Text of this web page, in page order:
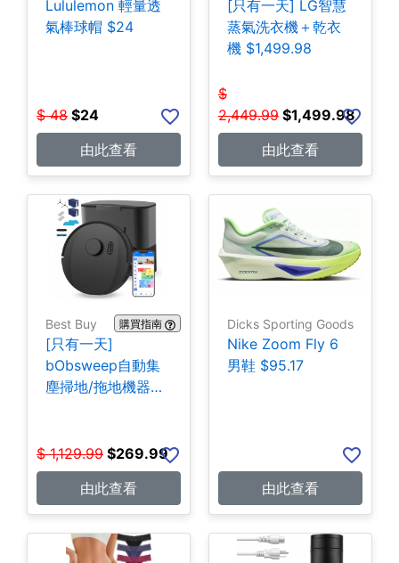
Lululemon 輕量透
氣棒球帽 $24
$ 48 $24
由此查看
[只有一天] LG智慧
蒸氣洗衣機＋乾衣
機 $1,499.98
$
2,449.99 $1,499.98
由此查看
Best Buy 購買指南
[只有一天]
bObsweep自動集
塵掃地/拖地機器人
$ 1,129.99 $269.99
由此查看
Dicks Sporting Goods
Nike Zoom Fly 6
男鞋 $95.17
由此查看